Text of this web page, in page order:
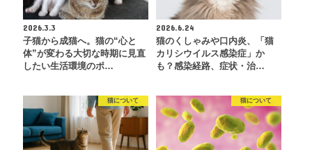
2026.3.3
子猫から成猫へ。猫の“心と
体”が変わる大切な時期に見直
したい生活環境のポ…
2026.6.24
猫のくしゃみや口内炎、「猫
カリシウイルス感染症」か
も？感染経路、症状・治…
猫について 猫について